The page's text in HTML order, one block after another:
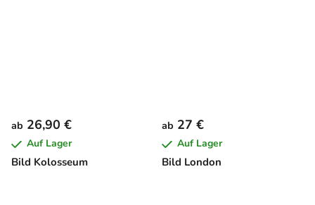
Bild Kolosseum
ab 26,90 €
Auf Lager
Bild London
ab 27 €
Auf Lager